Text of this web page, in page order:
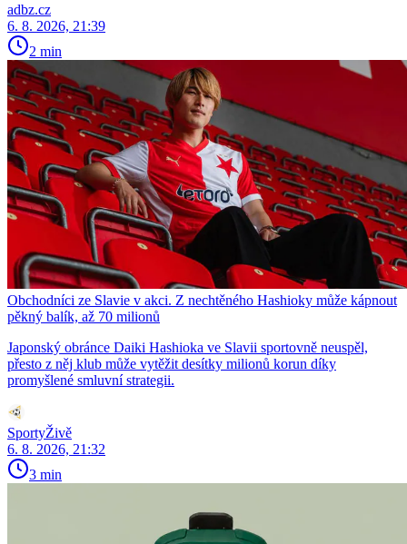
adbz.cz
6. 8. 2026, 21:39
2 min
Obchodníci ze Slavie v akci. Z nechtěného Hashioky může kápnout
pěkný balík, až 70 milionů
Japonský obránce Daiki Hashioka ve Slavii sportovně neuspěl,
přesto z něj klub může vytěžit desítky milionů korun díky
promyšlené smluvní strategii.
SportyŽivě
6. 8. 2026, 21:32
3 min